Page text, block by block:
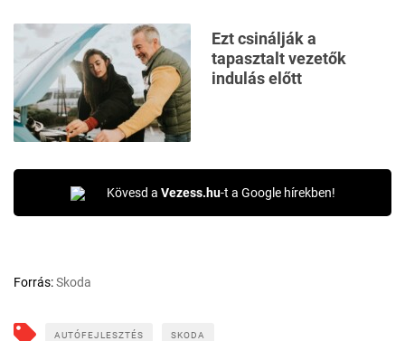
Ezt csinálják a
tapasztalt vezetők
indulás előtt
Kövesd a Vezess.hu-t a Google hírekben!
Forrás:Skoda
AUTÓFEJLESZTÉS SKODA